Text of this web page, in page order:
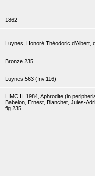
1862
Luynes, Honoré Théodoric d’Albert,
Bronze.235
Luynes.563 (Inv.116)
LIMC II. 1984, Aphrodite (in
Babelon, Ernest, Blanchet, Jules-
fig.235.